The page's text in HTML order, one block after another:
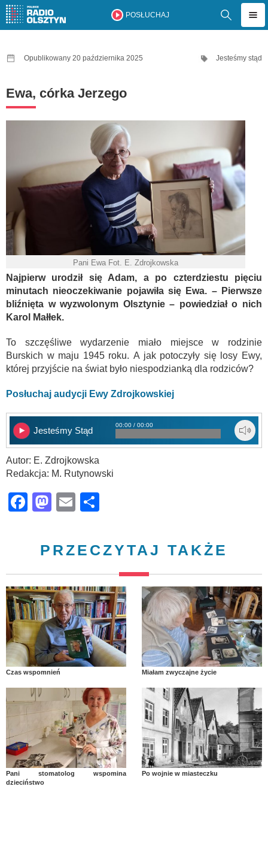
POSŁUCHAJ
Opublikowany 20 października 2025 Jesteśmy stąd
Ewa, córka Jerzego
Pani Ewa Fot. E. Zdrojkowska
Najpierw urodził się Adam, a po czterdziestu pięciu
minutach nieoczekiwanie pojawiła się Ewa. – Pierwsze
bliźnięta w wyzwolonym Olsztynie – powiedział o nich
Karol Małłek.
To szczęśliwe wydarzenie miało miejsce w rodzinie
Burskich w maju 1945 roku. A jak potoczyły się losy Ewy,
której przyjście na świat było niespodzianką dla rodziców?
Posłuchaj audycji Ewy Zdrojkowskiej
Jesteśmy Stąd
00:00 / 00:00
Autor: E. Zdrojkowska
Redakcja: M. Rutynowski
Facebook
Mastodon
Email
PRZECZYTAJ TAKŻE
Czas wspomnień Miałam zwyczajne życie
Pani stomatolog wspomina
dzieciństwo
Po wojnie w miasteczku